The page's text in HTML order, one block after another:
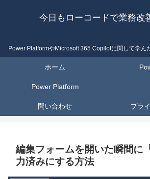
今日もローコードで業務改
Power PlatformやMicrosoft 365 Copilotに関して学ん
ホーム
Power Platform
問い合わせ プラ
編集フォームを開いた瞬間に
力済みにする方法